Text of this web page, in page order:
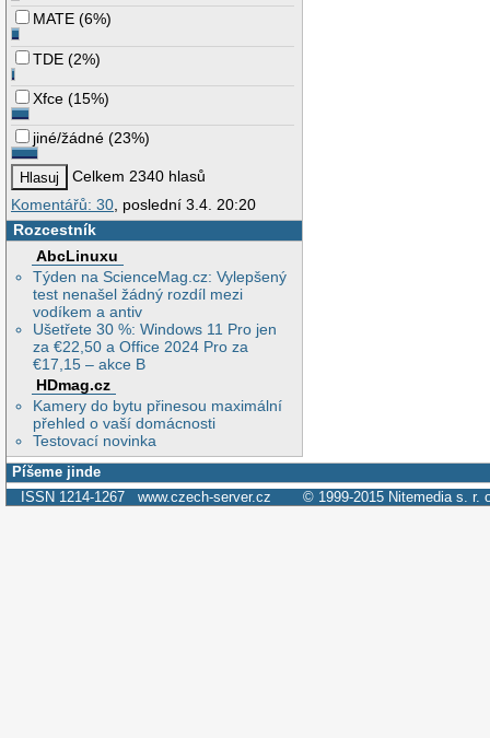
MATE (6%)
TDE (2%)
Xfce (15%)
jiné/žádné (23%)
Celkem 2340 hlasů
Komentářů: 30 , poslední 3.4. 20:20
Rozcestník
AbcLinuxu
Týden na ScienceMag.cz: Vylepšený
test nenašel žádný rozdíl mezi
vodíkem a antiv
Ušetřete 30 %: Windows 11 Pro jen
za €22,50 a Office 2024 Pro za
€17,15 – akce B
HDmag.cz
Kamery do bytu přinesou maximální
přehled o vaší domácnosti
Testovací novinka
Píšeme jinde
ISSN 1214-1267 www.czech-server.cz © 1999-2015 Nitemedia s. r.